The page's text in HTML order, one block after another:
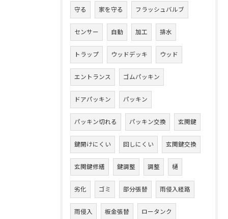
守る 家を守る フラッシュバルブ
センサー 自動 加工 排水
トラップ ウッドデッキ ウッド
エントランス ゴムパッキン
ドアパッキン パッキン
パッキン切れる パッキン交換 玄関鍵
鍵開けにくい 回しにくい 玄関鍵交換
玄関鍵修繕 鍵調整 調整 樋
劣化 ゴミ 部分張替 雨侵入経路
雨侵入 板金張替 ロータンク